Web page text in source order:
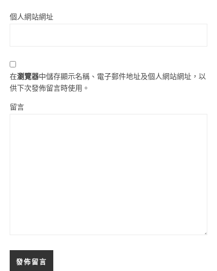
個人網站網址
在瀏覽器中儲存顯示名稱、電子郵件地址及個人網站網址，以
供下次發佈留言時使用。
留言